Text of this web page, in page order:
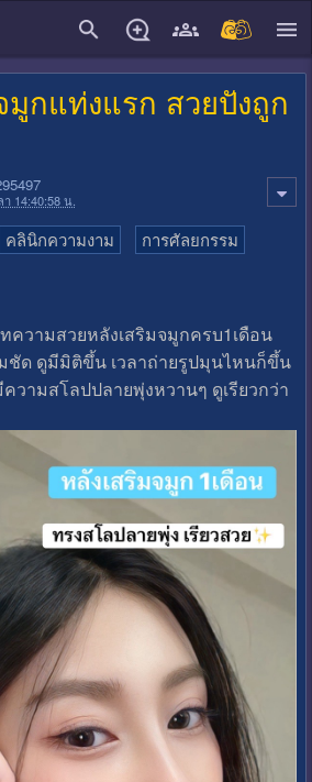
มูกแท่งแรก สวยปังถูก
14:40:58 น.
คลินิกความงาม
การศัลยกรรม
ความสวยหลังเสริมจมูกครบ1เดือน
ด ดูมีมิติขึ้น เวลาถ่ายรูปมุนไหนก็ขึ้น
วามสโลปปลายพุ่งหวานๆ ดูเรียวกว่า
close